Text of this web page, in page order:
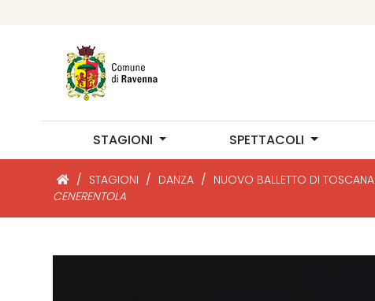
STAGIONI SPETTACOLI
/ STAGIONI / DANZA / NUOVO BALLETTO DI TOSCANA
CENERENTOLA